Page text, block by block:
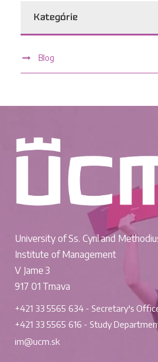
Kategórie
Blog
University of Ss. Cyril and
Institute of Management
V Jame 3
917 01 Trnava
+421 33 5565 634 - Secretary's
+421 33 5565 616 - Study
im@ucm.sk